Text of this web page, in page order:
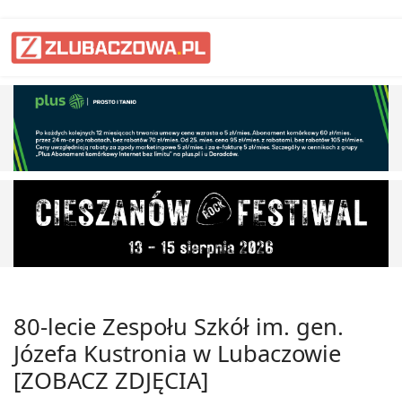
80-lecie Zespołu Szkół im. gen.
Józefa Kustronia w Lubaczowie
[ZOBACZ ZDJĘCIA]